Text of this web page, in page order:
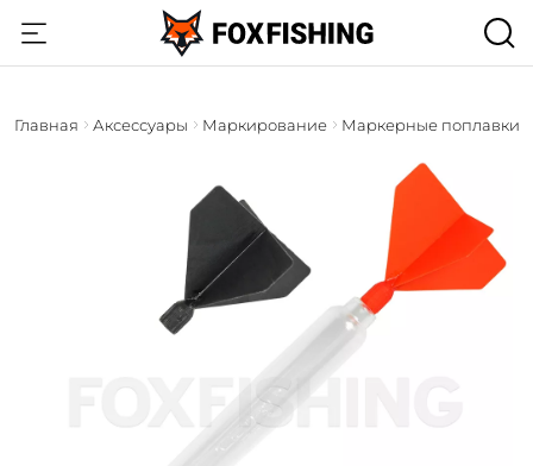
Главная Аксессуары Маркирование Маркерные поплавки